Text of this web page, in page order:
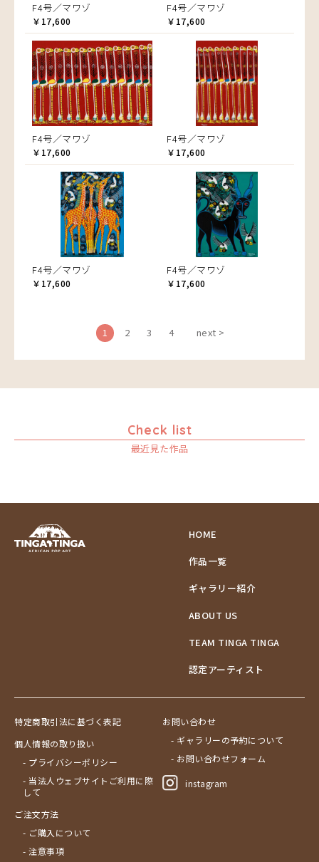
F4号／マワゾ
￥17,600
F4号／マワゾ
￥17,600
F4号／マワゾ
￥17,600
F4号／マワゾ
￥17,600
F4号／マワゾ
￥17,600
F4号／マワゾ
￥17,600
1 2 3 4 next >
Check list
最近見た作品
HOME
作品一覧
ギャラリー紹介
ABOUT US
TEAM TINGA TINGA
認定アーティスト
特定商取引法に基づく表記
個人情報の取り扱い
- プライバシーポリシー
- 当法人ウェブサイトご利用に際
して
ご注文方法
- ご購入について
- 注意事項
お問い合わせ
- ギャラリーの予約について
- お問い合わせフォーム
instagram